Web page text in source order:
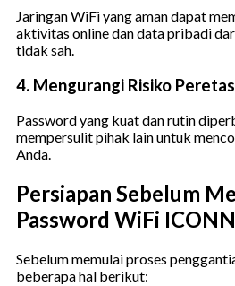
Jaringan WiFi yang aman dapat
aktivitas online dan data pribadi
tidak sah.
4. Mengurangi Risiko
Password yang kuat dan rutin
mempersulit pihak lain untuk
Anda.
Persiapan Sebelum
Password WiFi
Sebelum memulai proses
beberapa hal berikut: